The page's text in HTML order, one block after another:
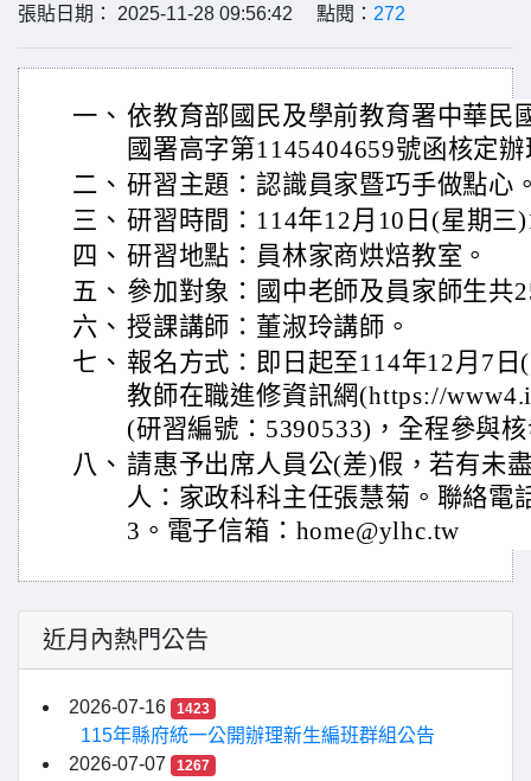
張貼日期： 2025-11-28 09:56:42 點閱： 272
一、 依教育部國民及學前教育署中華民
國署高字第1145404659號函核定
二、 研習主題：認識員家暨巧手做點心
三、 研習時間：114年12月10日(星期三
四、 研習地點：員林家商烘焙教室。
五、 參加對象：國中老師及員家師生共
六、 授課講師：董淑玲講師。
七、 報名方式：即日起至114年12月7
教師在職進修資訊網(https://
(研習編號：5390533)，全程參與
八、 請惠予出席人員公(差)假，若有未
人：家政科科主任張慧菊。聯絡電
3。電子信箱：home@ylhc.tw
近月內熱門公告
2026-07-16 1423
115年縣府統一公開辦理新生編班群組公告
2026-07-07
1267